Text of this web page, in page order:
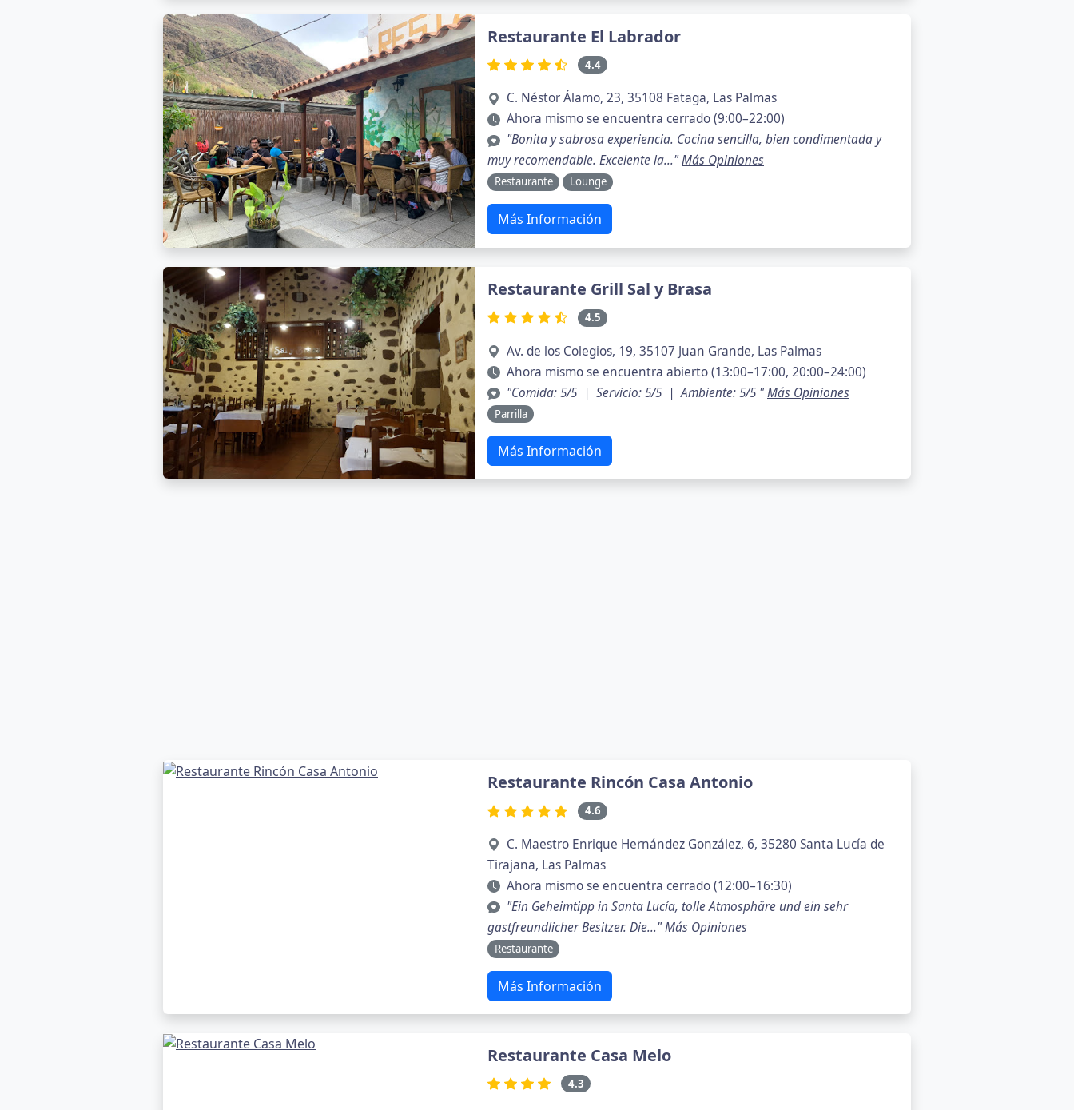
Restaurante El Labrador
4.4
C. Néstor Álamo, 23, 35108 Fataga, Las Palmas
Ahora mismo se encuentra cerrado (9:00–22:00)
"Bonita y sabrosa experiencia. Cocina sencilla, bien condimentada y
muy recomendable. Excelente la..."Más Opiniones
Restaurante Lounge
Más Información
Restaurante Grill Sal y Brasa
4.5
Av. de los Colegios, 19, 35107 Juan Grande, Las Palmas
Ahora mismo se encuentra abierto (13:00–17:00, 20:00–24:00)
"Comida: 5/5 | Servicio: 5/5 | Ambiente: 5/5 "Más Opiniones
Parrilla
Más Información
Restaurante Rincón Casa Antonio
4.6
C. Maestro Enrique Hernández González, 6, 35280 Santa Lucía de
Tirajana, Las Palmas
Ahora mismo se encuentra cerrado (12:00–16:30)
"Ein Geheimtipp in Santa Lucía, tolle Atmosphäre und ein sehr
gastfreundlicher Besitzer. Die..."Más Opiniones
Restaurante
Más Información
Restaurante Casa Melo
4.3